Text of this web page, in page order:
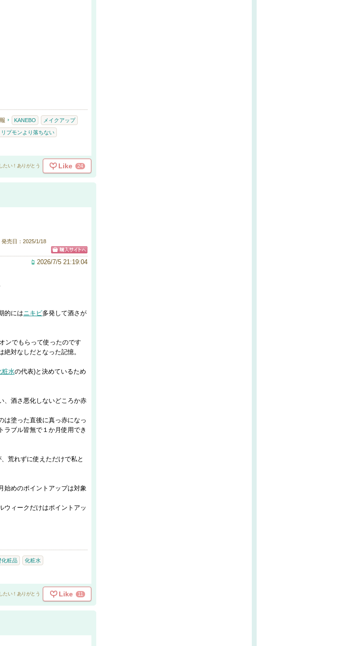
KANEBO メイクアップ
リプモンより落ちない
たい！ありがとう Like 24
発売日：2025/1/18
2026/7/5 21:19:04
的にはニキビ多発して酒さが
ンでもらって使ったのです
絶対なしだとなった記憶。
粧水の代表)と決めているため
、酒さ悪化しないどころか赤
は塗った直後に真っ赤になっ
ラブル皆無で１か月使用でき
荒れずに使えただけで私と
始めのポイントアップは対象
ウィークだけはポイントアッ
化粧品 化粧水
たい！ありがとう Like 11